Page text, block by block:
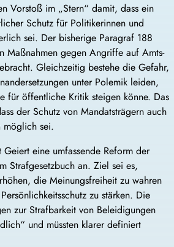
Vorstoß im „Stern“ damit, dass ein
Schutz für Politikerinnen und
sei. Der bisherige Paragraf 188
Maßnahmen gegen Angriffe auf Amts-
Gleichzeitig bestehe die Gefahr,
unter Polemik leiden,
für öffentliche Kritik steigen könne. Das
der Schutz von Mandatsträgern auch
möglich sei.
Geiert eine umfassende Reform der
Strafgesetzbuch an. Ziel sei es,
die Meinungsfreiheit zu wahren
zu stärken. Die
zur Strafbarkeit von Beleidigungen
und müssten klarer definiert